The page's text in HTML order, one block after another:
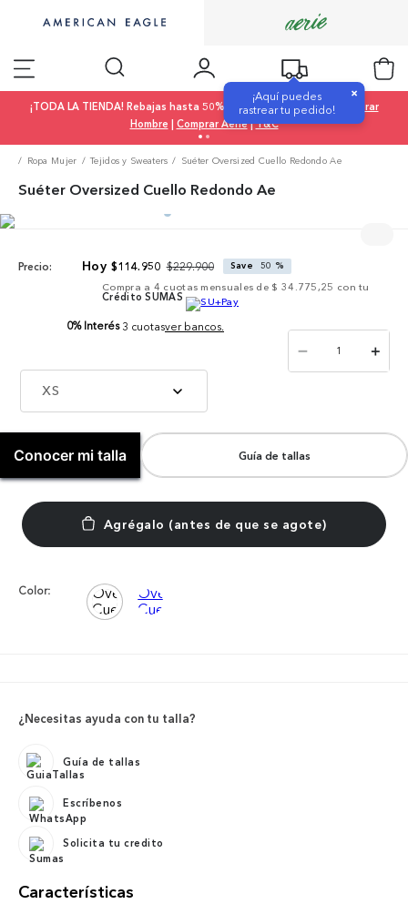
¡Aquí puedes
rastrear tu pedido!
×
¡TODA LA TIENDA! Rebajas hasta 50% OFF |Comprar Mujer|
Comprar
Hombre | Comprar Aerie|T&C
Ropa Mujer Tejidos y Sweaters Suéter Oversized Cuello Redondo Ae
Suéter Oversized Cuello Redondo Ae
Precio: $114. 950 $229.900 Save 50 %
Compra a 4 cuotas mensuales de $ 34.775,25 con tu
Crédito SUMAS
0% Interés 3 cuotasver bancos.
XS
＋
－
Conocer mi talla Guía de tallas
Color:
¿Necesitas ayuda con tu talla?
Guía de tallas
Escríbenos
Solicita tu credito
Características